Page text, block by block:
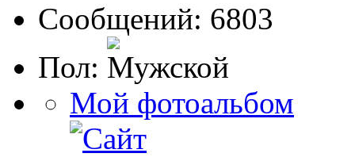
Сообщений: 6803
Пол:
Мой фотоальбом